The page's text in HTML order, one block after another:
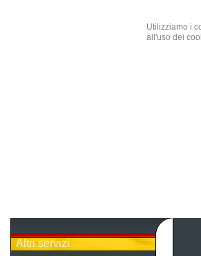
Utilizziamo i
all'uso dei
Altri servizi